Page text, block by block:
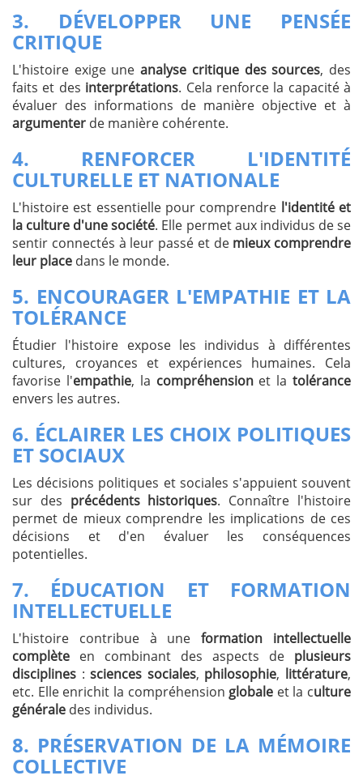
3. DÉVELOPPER UNE PENSÉE
CRITIQUE
L'histoire exige uneanalyse critique des sources, des
faits et des interprétations. Cela renforce la capacité à
évaluer des informations de manière objective et à
argumenter de manière cohérente.
4. RENFORCER L'IDENTITÉ
CULTURELLE ET NATIONALE
L'histoire est essentielle pour comprendre l'identité et
la culture d'une société. Elle permet aux individus de se
sentir connectés à leur passé et de mieux comprendre
leur place dans le monde.
5. ENCOURAGER L'EMPATHIE ET LA
TOLÉRANCE
Étudier l'histoire expose les individus à différentes
cultures, croyances et expériences humaines. Cela
favorise l'empathie, la compréhensionet latolérance
envers les autres.
6. ÉCLAIRER LES CHOIX POLITIQUES
ET SOCIAUX
Les décisions politiques et sociales s'appuient souvent
sur des précédents historiques. Connaître l'histoire
permet de mieux comprendre les implications de ces
décisions et d'en évaluer les conséquences
potentielles.
7. ÉDUCATION ET FORMATION
INTELLECTUELLE
L'histoire contribue à uneformation intellectuelle
complète en combinant des aspects de plusieurs
disciplines :sciences sociales, philosophie, littérature,
etc. Elle enrichit la compréhension globale et la culture
générale des individus.
8. PRÉSERVATION DE LA MÉMOIRE
COLLECTIVE